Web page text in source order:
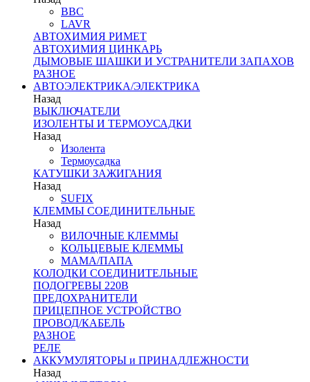
BBC
LAVR
АВТОХИМИЯ РИМЕТ
АВТОХИМИЯ ЦИНКАРЬ
ДЫМОВЫЕ ШАШКИ И УСТРАНИТЕЛИ ЗАПАХОВ
РАЗНОЕ
АВТОЭЛЕКТРИКА/ЭЛЕКТРИКА
Назад
ВЫКЛЮЧАТЕЛИ
ИЗОЛЕНТЫ И ТЕРМОУСАДКИ
Назад
Изолента
Термоусадка
КАТУШКИ ЗАЖИГАНИЯ
Назад
SUFIX
КЛЕММЫ СОЕДИНИТЕЛЬНЫЕ
Назад
ВИЛОЧНЫЕ КЛЕММЫ
КОЛЬЦЕВЫЕ КЛЕММЫ
МАМА/ПАПА
КОЛОДКИ СОЕДИНИТЕЛЬНЫЕ
ПОДОГРЕВЫ 220В
ПРЕДОХРАНИТЕЛИ
ПРИЦЕПНОЕ УСТРОЙСТВО
ПРОВОД/КАБЕЛЬ
РАЗНОЕ
РЕЛЕ
АККУМУЛЯТОРЫ и ПРИНАДЛЕЖНОСТИ
Назад